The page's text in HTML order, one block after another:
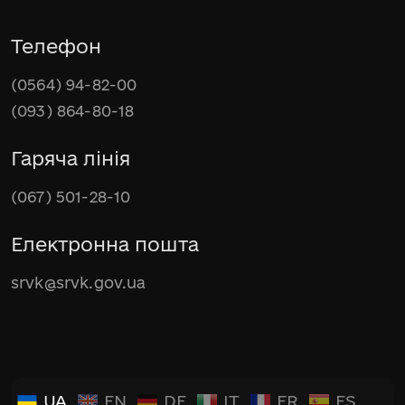
Телефон
(0564) 94-82-00
(093) 864-80-18
Гаряча лінія
(067) 501-28-10
Електронна пошта
srvk@srvk.gov.ua
UA EN DE IT FR ES